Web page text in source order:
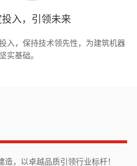
入，引领未来
入，保持技术领先性，为建筑机器
实基础。
，以卓越品质引领行业标杆！